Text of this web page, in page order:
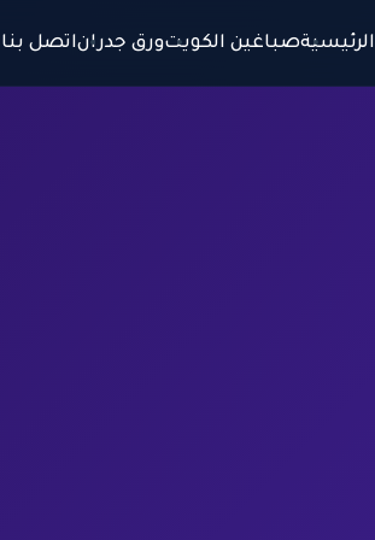
الرئيسيةصباغين الكويتورق جدراناتصل بنا